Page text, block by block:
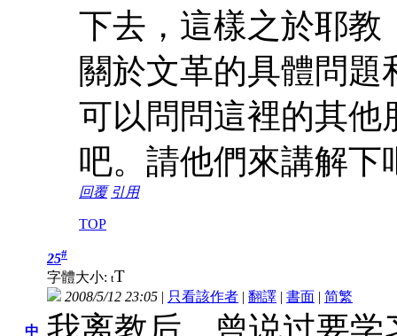
下去，這樣之於耶教
關於文革的具體問
可以問問這裡的其他
吧。請他們來講解下
回覆 引用
TOP
中
25#
字體大小: tT
2008/5/12 23:05 | 只看該作者 | 翻譯 | 書面 | 简繁
我离教后，曾说过要